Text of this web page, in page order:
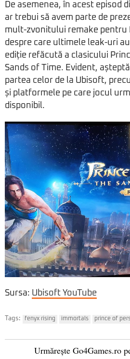
De asemenea, în acest episod
ar trebui să avem parte de
mult-zvonitului remake pentru
despre care ultimele leak-uri
ediție refăcută a clasicului
Sands of Time. Evident,
partea celor de la Ubisoft,
și platformele pe care jocul
disponibil.
Sursa: Ubisoft YouTube
Tags: fenyx rising immortals prince of
Urmărește Go4Games.ro